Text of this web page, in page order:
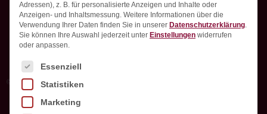
© All rights reserved
Adressen), z. B. für personalisierte Anzeigen und Inhalte oder
Anzeigen- und Inhaltsmessung. Weitere Informationen über die
Verwendung Ihrer Daten finden Sie in unserer Datenschutzerklärung.
Sie können Ihre Auswahl jederzeit unter Einstellungen widerrufen
oder anpassen.
Es folgt eine Liste der Service-Gruppen, für die
Essenziell
Statistiken
Marketing